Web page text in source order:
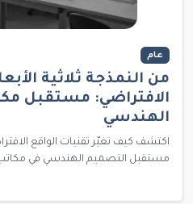
عام
من النمذجة ثلاثية
الافتراضي: مستقبل
الهندسي
مستقبل التصميم الهندسي في